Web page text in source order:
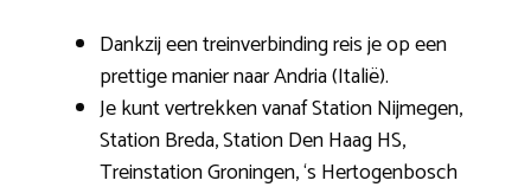
Dankzij een treinverbinding reis je op een
prettige manier naar Andria (Italië).
Je kunt vertrekken vanaf Station Nijmegen,
Station Breda, Station Den Haag HS,
Treinstation Groningen, ‘s Hertogenbosch